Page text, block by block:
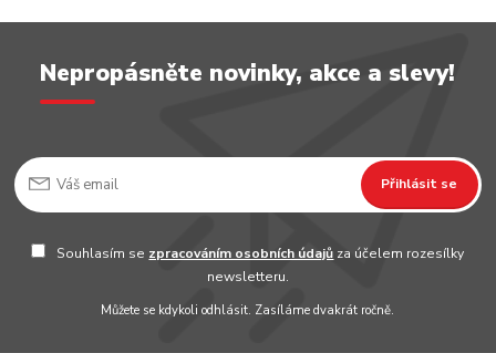
Nepropásněte novinky, akce a slevy!
Přihlásit se
Souhlasím se zpracováním osobních údajů za účelem rozesílky
newsletteru.
Můžete se kdykoli odhlásit. Zasíláme dvakrát ročně.